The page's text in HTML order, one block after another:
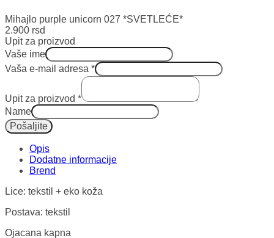
Mihajlo purple unicorn 027 *SVETLEĆE*
2.900 rsd
Upit za proizvod
Vaše ime
Vaša e-mail adresa *
Upit za proizvod *
Name
Pošaljite
Opis
Dodatne informacije
Lice: tekstil + eko koža
Postava: tekstil
Ojacana kapna